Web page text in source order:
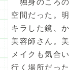
空間だった。
キラした鏡、
美容師さん。
メイクも気合
行く場所だった